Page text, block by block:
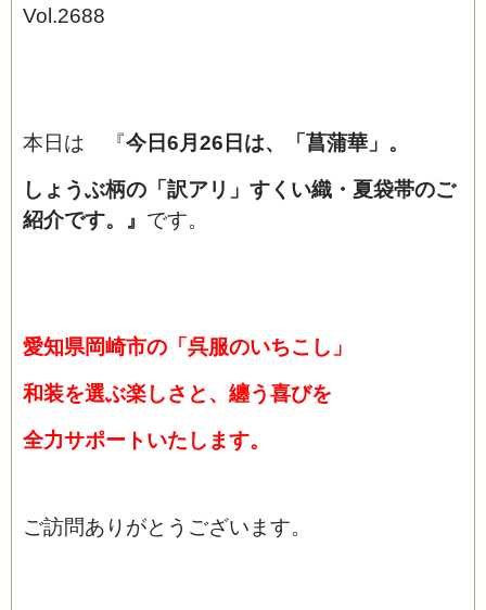
Vol.2688
本日は 『今日6月26日は、「菖蒲華」。
しょうぶ柄の「訳アリ」すくい織・夏袋帯のご
紹介です。』 です。
愛知県岡崎市の「呉服のいちこし」
和装を選ぶ楽しさと、纏う喜びを
全力サポートいたします。
ご訪問ありがとうございます。